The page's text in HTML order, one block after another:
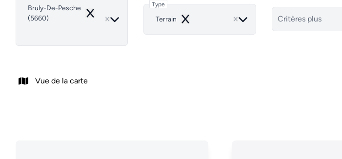
Bruly-De-Pesche
(5660)
Remove
Type
Terrain
Remove Critères plus
Vue de la carte